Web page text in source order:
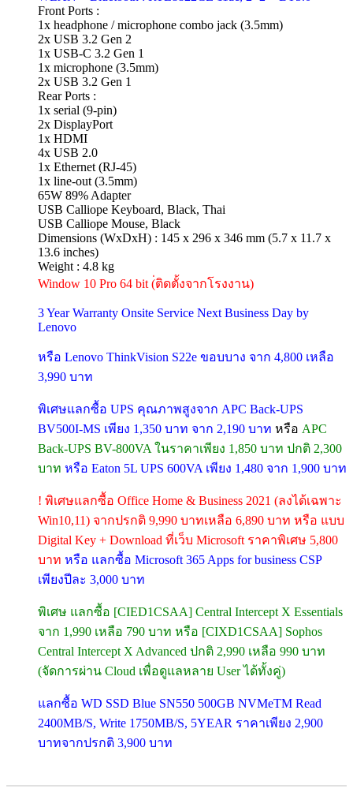
Front Ports :
1x headphone / microphone combo jack (3.5mm)
2x USB 3.2 Gen 2
1x USB-C 3.2 Gen 1
1x microphone (3.5mm)
2x USB 3.2 Gen 1
Rear Ports :
1x serial (9-pin)
2x DisplayPort
1x HDMI
4x USB 2.0
1x Ethernet (RJ-45)
1x line-out (3.5mm)
65W 89% Adapter
USB Calliope Keyboard, Black, Thai
USB Calliope Mouse, Black
Dimensions (WxDxH) : 145 x 296 x 346 mm (5.7 x 11.7 x
13.6 inches)
Weight : 4.8 kg
Window 10 Pro 64 bit (่ติดตั้งจากโรงงาน)
3 Year Warranty Onsite Service Next Business Day by
Lenovo
หรือ Lenovo ThinkVision S22e ขอบบาง จาก 4,800 เหลือ
3,990 บาท
พิเศษแลกซื้อ UPS คุณภาพสูงจาก APC Back-UPS
BV500I-MS เพียง 1,350 บาท จาก 2,190 บาท หรือ APC
Back-UPS BV-800VA ในราคาเพียง 1,850 บาท ปกติ 2,300
บาท หรือ Eaton 5L UPS 600VA เพียง 1,480 จาก 1,900 บาท
! พิเศษแลกซื้อ Office Home & Business 2021 (ลงได้เฉพาะ
Win10,11) จากปรกติ 9,990 บาทเหลือ 6,890 บาท หรือ แบบ
Digital Key + Download ที่เว็บ Microsoft ราคาพิเศษ 5,800
บาท หรือ แลกซื้อ Microsoft 365 Apps for business CSP
เพียงปีละ 3,000 บาท
พิเศษ แลกซื้อ [CIED1CSAA] Central Intercept X Essentials
จาก 1,990 เหลือ 790 บาท หรือ [CIXD1CSAA] Sophos
Central Intercept X Advanced ปกติ 2,990 เหลือ 990 บาท
(จัดการผ่าน Cloud เพื่อดูแลหลาย User ได้ทั้งคู่)
แลกซื้อ WD SSD Blue SN550 500GB NVMeTM Read
2400MB/S, Write 1750MB/S, 5YEAR ราคาเพียง 2,900
บาทจากปรกติ 3,900 บาท